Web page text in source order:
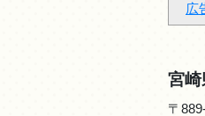
広
宮崎
〒